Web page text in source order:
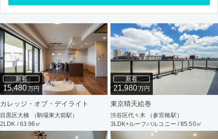
新着
15,480万円
カレッジ・オブ・デイライト
目黒区大橋 （駒場東大前駅）
2LDK / 63.96㎡
新着
21,980万円
東京晴天絵巻
渋谷区代々木 （参宮橋駅）
3LDK+ルーフバルコニー / 85.50㎡